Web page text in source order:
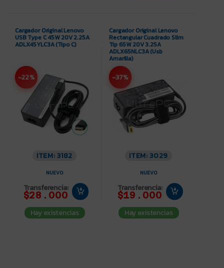
Cargador Original Lenovo
USB Type C 45W 20V 2.25A
ADLX45YLC3A (Tipo C)
-22%
ITEM: 3182
NUEVO
Transferencia:
$28.000
Hay existencias
Cargador Original Lenovo
Rectangular Cuadrado Slim
Tip 65W 20V 3.25A
ADLX65NLC3A (Usb
Amarilla)
-37%
ITEM: 3029
NUEVO
Transferencia:
$19.000
Hay existencias